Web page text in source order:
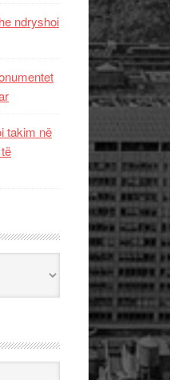
ndryshoi
takim në